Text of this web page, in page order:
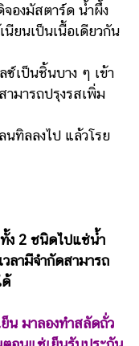
องมัสตาร์ด น้ำผึ้ง
ยนเป็นเนื้อเดียวกัน
เป็นชิ้นบาง ๆ เข้า
มารถปรุงรสเพิ่ม
ทิลลงไป แล้วโรย
2 ชนิดไปแช่น้ำ
ลามีจำกัดสามารถ
น มาลองทำสลัดถั่ว